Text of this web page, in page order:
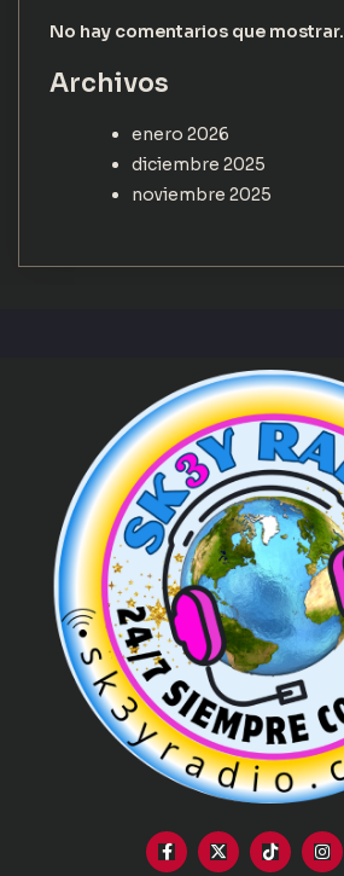
No hay comentarios que mostrar.
Archivos
enero 2026
diciembre 2025
noviembre 2025